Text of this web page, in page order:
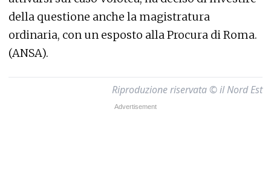
della questione anche la magistratura
ordinaria, con un esposto alla Procura di Roma.
(ANSA).
Riproduzione riservata © il Nord Est